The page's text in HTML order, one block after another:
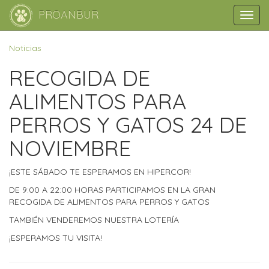
PROANBUR
Noticias
RECOGIDA DE
ALIMENTOS PARA
PERROS Y GATOS 24 DE
NOVIEMBRE
¡ESTE SÁBADO TE ESPERAMOS EN HIPERCOR!
DE 9:00 A 22:00 HORAS PARTICIPAMOS EN LA GRAN
RECOGIDA DE ALIMENTOS PARA PERROS Y GATOS
TAMBIÉN VENDEREMOS NUESTRA LOTERÍA
¡ESPERAMOS TU VISITA!